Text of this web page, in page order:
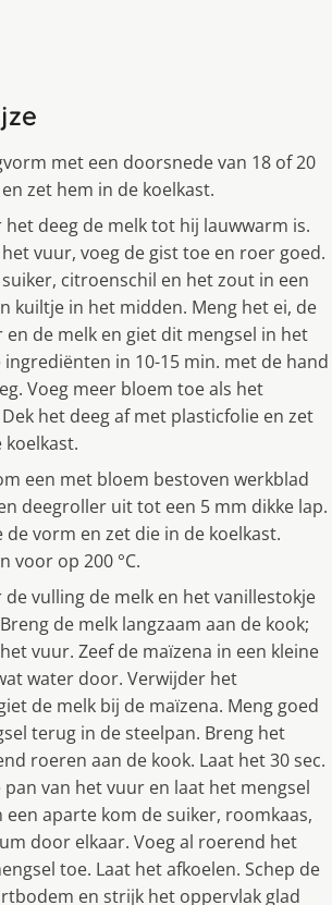
met een doorsnede van 18 of 20
zet hem in de koelkast.
deeg de melk tot hij lauwwarm is.
vuur, voeg de gist toe en roer goed.
citroenschil en het zout in een
kuiltje in het midden. Meng het ei, de
de melk en giet dit mengsel in het
ingrediënten in 10-15 min. met de hand
Voeg meer bloem toe als het
het deeg af met plasticfolie en zet
koelkast.
een met bloem bestoven werkblad
deegroller uit tot een 5 mm dikke lap.
de vorm en zet die in de koelkast.
voor op 200 °C.
vulling de melk en het vanillestokje
de melk langzaam aan de kook;
vuur. Zeef de maïzena in een kleine
water door. Verwijder het
de melk bij de maïzena. Meng goed
terug in de steelpan. Breng het
roeren aan de kook. Laat het 30 sec.
pan van het vuur en laat het mengsel
een aparte kom de suiker, roomkaas,
door elkaar. Voeg al roerend het
toe. Laat het afkoelen. Schep de
en strijk het oppervlak glad